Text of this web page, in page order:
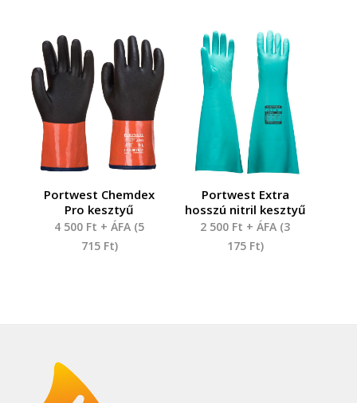
Portwest Chemdex
Pro kesztyű
4 500 Ft + ÁFA (5
715 Ft)
Portwest Extra
hosszú nitril kesztyű
2 500 Ft + ÁFA (3
175 Ft)